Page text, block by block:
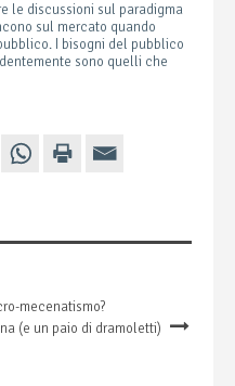
le discussioni sul paradigma
sul mercato quando
I bisogni del pubblico
sono quelli che
mecenatismo?
(e un paio di dramoletti)